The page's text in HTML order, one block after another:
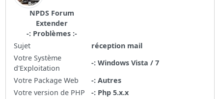
NPDS Forum
Extender
-: Problèmes :-
Sujet
réception mail
Votre Système
d'Exploitation
-: Windows Vista / 7
Votre Package Web
-: Autres
Votre version de PHP
-: Php 5.x.x